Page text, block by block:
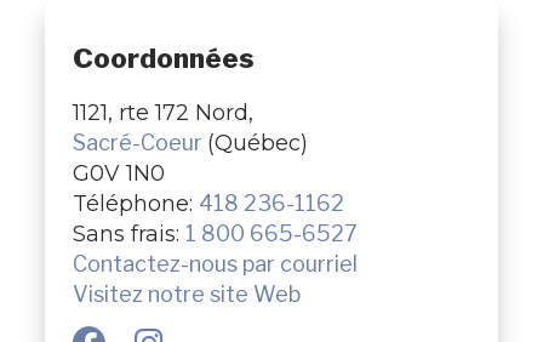
Coordonnées
1121, rte 172 Nord,
Sacré-Coeur (Québec)
G0V 1N0
Téléphone: 418 236-1162
Sans frais: 1 800 665-6527
Contactez-nous par courriel
Visitez notre site Web